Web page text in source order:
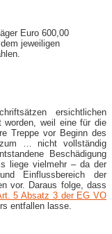
Euro 600,00
jeweiligen
ersichtlichen
worden, weil eine für die
Treppe vor Beginn des
… nicht vollständig
Beschädigung
liege vielmehr – da der
Einflussbereich der
vor. Daraus folge, dass
5 Absatz 3 der EG VO
entfallen lasse.